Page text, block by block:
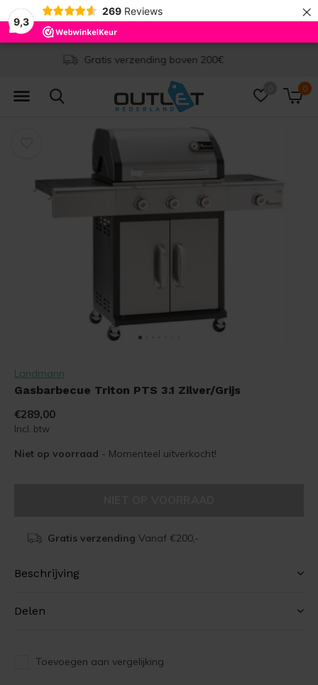
9,3
269 Reviews ×
0
Levertijd 1-2 werkdagen
Landmann
Gasbarbecue Triton PTS 3.1 Zilver/Grijs
€289,00
Incl. btw
Niet op voorraad - Momenteel uitverkocht!
Gratis verzending Vanaf €200,-
Beschrijving
Delen
Toevoegen aan vergelijking